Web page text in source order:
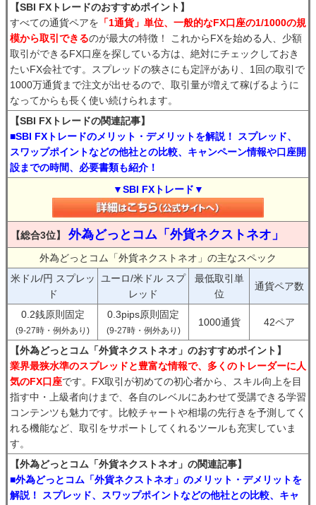
【SBI FXトレードのおすすめポイント】
すべての通貨ペアを 「1通貨」単位、一般的なFX口座の1/1000の規
模から取引できるのが最大の特徴！ これからFXを始める人、少額
取引ができるFX口座を探している方は、絶対にチェックしておき
たいFX会社です。スプレッドの狭さにも定評があり、1回の取引で
1000万通貨まで注文が出せるので、取引量が増えて稼げるように
なってからも長く使い続けられます。
【SBI FXトレードの関連記事】
■SBI FXトレードのメリット・デメリットを解説！ スプレッド、
スワップポイントなどの他社との比較、キャンペーン情報や口座開
設までの時間、必要書類も紹介！
▼SBI FXトレード▼
【総合3位】 外為どっとコム「外貨ネクストネオ」
外為どっとコム「外貨ネクストネオ」の主なスペック
米ドル/円 スプレッ
ド
ユーロ/米ドル スプ
レッド
最低取引単
位
通貨ペア数
0.2銭原則固定
(9-27時・例外あり)
0.3pips原則固定
(9-27時・例外あり)
1000通貨 42ペア
【外為どっとコム「外貨ネクストネオ」のおすすめポイント】
業界最狭水準のスプレッドと豊富な情報で、多くのトレーダーに人
気のFX口座です。FX取引が初めての初心者から、スキル向上を目
指す中・上級者向けまで、各自のレベルにあわせて受講できる学習
コンテンツも魅力です。比較チャートや相場の先行きを予測してく
れる機能など、取引をサポートしてくれるツールも充実していま
す。
【外為どっとコム「外貨ネクストネオ」の関連記事】
■外為どっとコム「外貨ネクストネオ」のメリット・デメリットを
解説！ スプレッド、スワップポイントなどの他社との比較、キャ